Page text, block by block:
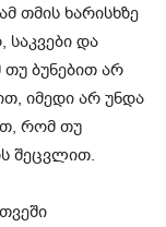
თმის ხარისხზე
საკვები და
ბუნებით არ
იმედი არ უნდა
რომ თუ
შეცვლით.